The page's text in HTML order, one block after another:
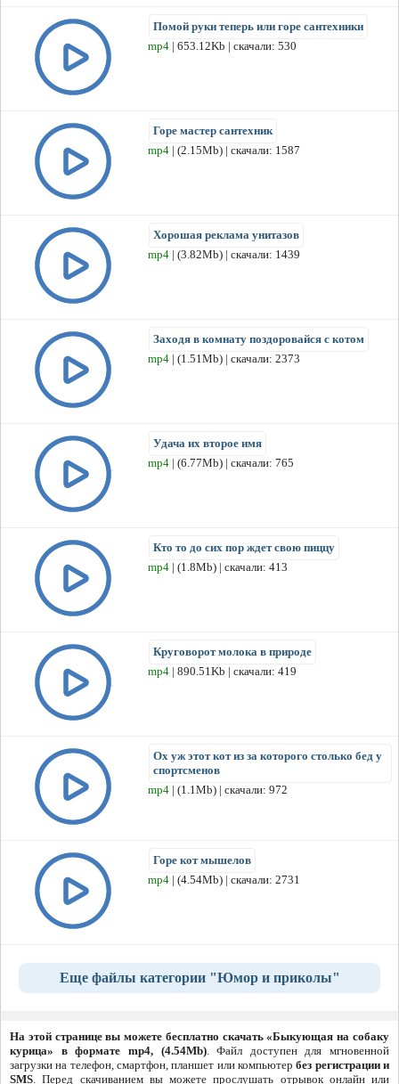
Помой руки теперь или горе сантехники
mp4 | 653.12Kb | скачали: 530
Горе мастер сантехник
mp4 | (2.15Mb) | скачали: 1587
Хорошая реклама унитазов
mp4 | (3.82Mb) | скачали: 1439
Заходя в комнату поздоровайся с котом
mp4 | (1.51Mb) | скачали: 2373
Удача их второе имя
mp4 | (6.77Mb) | скачали: 765
Кто то до сих пор ждет свою пиццу
mp4 | (1.8Mb) | скачали: 413
Круговорот молока в природе
mp4 | 890.51Kb | скачали: 419
Ох уж этот кот из за которого столько бед у
спортсменов
mp4 | (1.1Mb) | скачали: 972
Горе кот мышелов
mp4 | (4.54Mb) | скачали: 2731
Еще файлы категории "Юмор и приколы"
На этой странице вы можете бесплатно скачать «Быкующая на собаку
курица» в формате mp4, (4.54Mb). Файл доступен для мгновенной
загрузки на телефон, смартфон, планшет или компьютербез регистрации и
SMS. Перед скачиванием вы можете прослушать отрывок онлайн или